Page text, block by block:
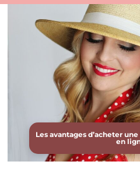
Les avantages d’acheter
en